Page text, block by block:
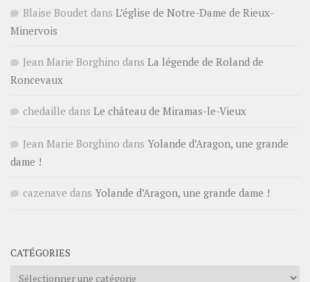
Blaise Boudet dans L’église de Notre-Dame de Rieux-
Minervois
Jean Marie Borghino dans La légende de Roland de
Roncevaux
chedaille dans Le château de Miramas-le-Vieux
Jean Marie Borghino dans Yolande d’Aragon, une grande
dame !
cazenave dans Yolande d’Aragon, une grande dame !
CATÉGORIES
Catégories